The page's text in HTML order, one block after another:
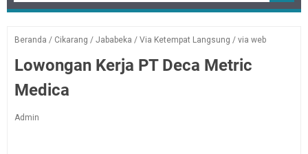
Beranda / Cikarang / Jababeka / Via Ketempat Langsung / via web
Lowongan Kerja PT Deca Metric
Medica
Admin